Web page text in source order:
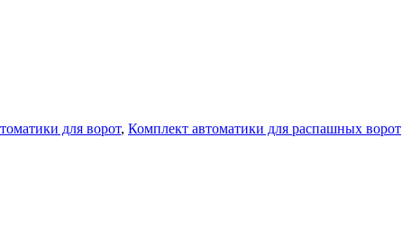
для ворот, Комплект автоматики для распашных ворот